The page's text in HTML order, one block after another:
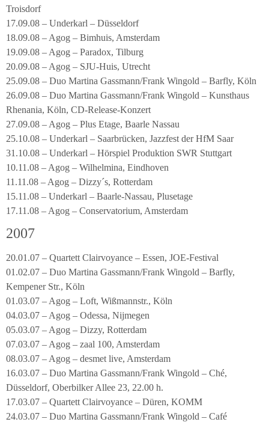
Troisdorf
17.09.08 – Underkarl – Düsseldorf
18.09.08 – Agog – Bimhuis, Amsterdam
19.09.08 – Agog – Paradox, Tilburg
20.09.08 – Agog – SJU-Huis, Utrecht
25.09.08 – Duo Martina Gassmann/Frank Wingold – Barfly, Köln
26.09.08 – Duo Martina Gassmann/Frank Wingold – Kunsthaus
Rhenania, Köln, CD-Release-Konzert
27.09.08 – Agog – Plus Etage, Baarle Nassau
25.10.08 – Underkarl – Saarbrücken, Jazzfest der HfM Saar
31.10.08 – Underkarl – Hörspiel Produktion SWR Stuttgart
10.11.08 – Agog – Wilhelmina, Eindhoven
11.11.08 – Agog – Dizzy´s, Rotterdam
15.11.08 – Underkarl – Baarle-Nassau, Plusetage
17.11.08 – Agog – Conservatorium, Amsterdam
2007
20.01.07 – Quartett Clairvoyance – Essen, JOE-Festival
01.02.07 – Duo Martina Gassmann/Frank Wingold – Barfly,
Kempener Str., Köln
01.03.07 – Agog – Loft, Wißmannstr., Köln
04.03.07 – Agog – Odessa, Nijmegen
05.03.07 – Agog – Dizzy, Rotterdam
07.03.07 – Agog – zaal 100, Amsterdam
08.03.07 – Agog – desmet live, Amsterdam
16.03.07 – Duo Martina Gassmann/Frank Wingold – Ché,
Düsseldorf, Oberbilker Allee 23, 22.00 h.
17.03.07 – Quartett Clairvoyance – Düren, KOMM
24.03.07 – Duo Martina Gassmann/Frank Wingold – Café